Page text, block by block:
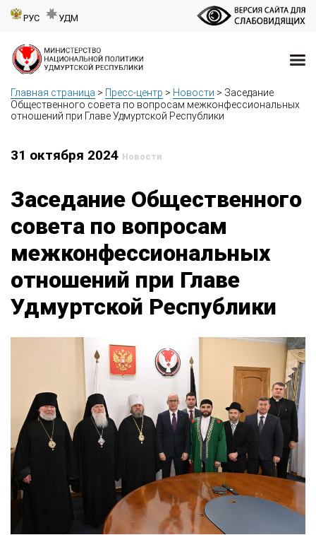
РУС УДМ
Главная страница > Пресс-центр > Новости > Заседание
Общественного совета по вопросам межконфессиональных
отношений при Главе Удмуртской Республики
31 октября 2024 Новости
Заседание Общественного
совета по вопросам
межконфессиональных
отношений при Главе
Удмуртской Республики